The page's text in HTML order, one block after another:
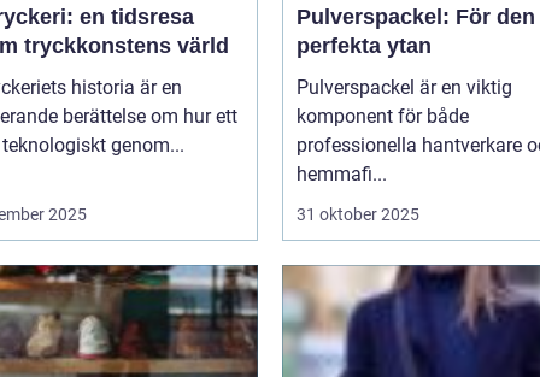
en tidsresa
tryckkonstens värld
historia är en
berättelse om hur ett
genom...
2025
Pulverspackel: För den
perfekta ytan
Pulverspackel är en viktig
komponent för både
professionella hantverkare
hemmafi...
31 oktober 2025